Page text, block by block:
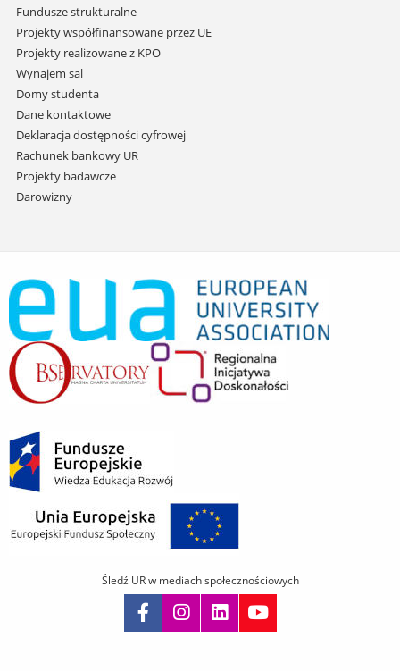
Fundusze strukturalne
Projekty współfinansowane przez UE
Projekty realizowane z KPO
Wynajem sal
Domy studenta
Dane kontaktowe
Deklaracja dostępności cyfrowej
Rachunek bankowy UR
Projekty badawcze
Darowizny
Śledź UR w mediach społecznościowych